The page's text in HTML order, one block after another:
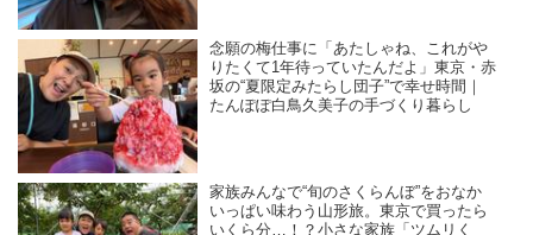
念願の梅仕事に「あたしゃね、これがや
りたくて1年待っていたんだよ」東京・赤
坂の“夏限定みたらし団子”で幸せ時間｜
たんぽぽ白鳥久美子の手づくり暮らし
家族みんなで“旬のさくらんぼ”をおなか
いっぱい味わう山形旅。東京で買ったら
いくら分…！？小さな家族「ツムリく